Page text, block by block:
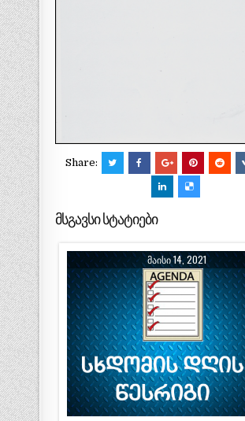
Share:
მსგავსი სტატიები
ᲛᲐᲘᲡᲘ 14, 2021